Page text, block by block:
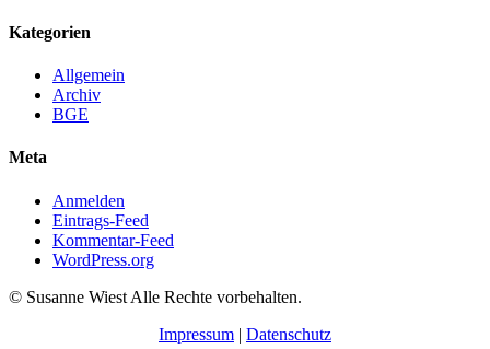
Kategorien
Allgemein
Archiv
BGE
Meta
Anmelden
Eintrags-Feed
Kommentar-Feed
WordPress.org
© Susanne Wiest Alle Rechte vorbehalten.
Impressum | Datenschutz